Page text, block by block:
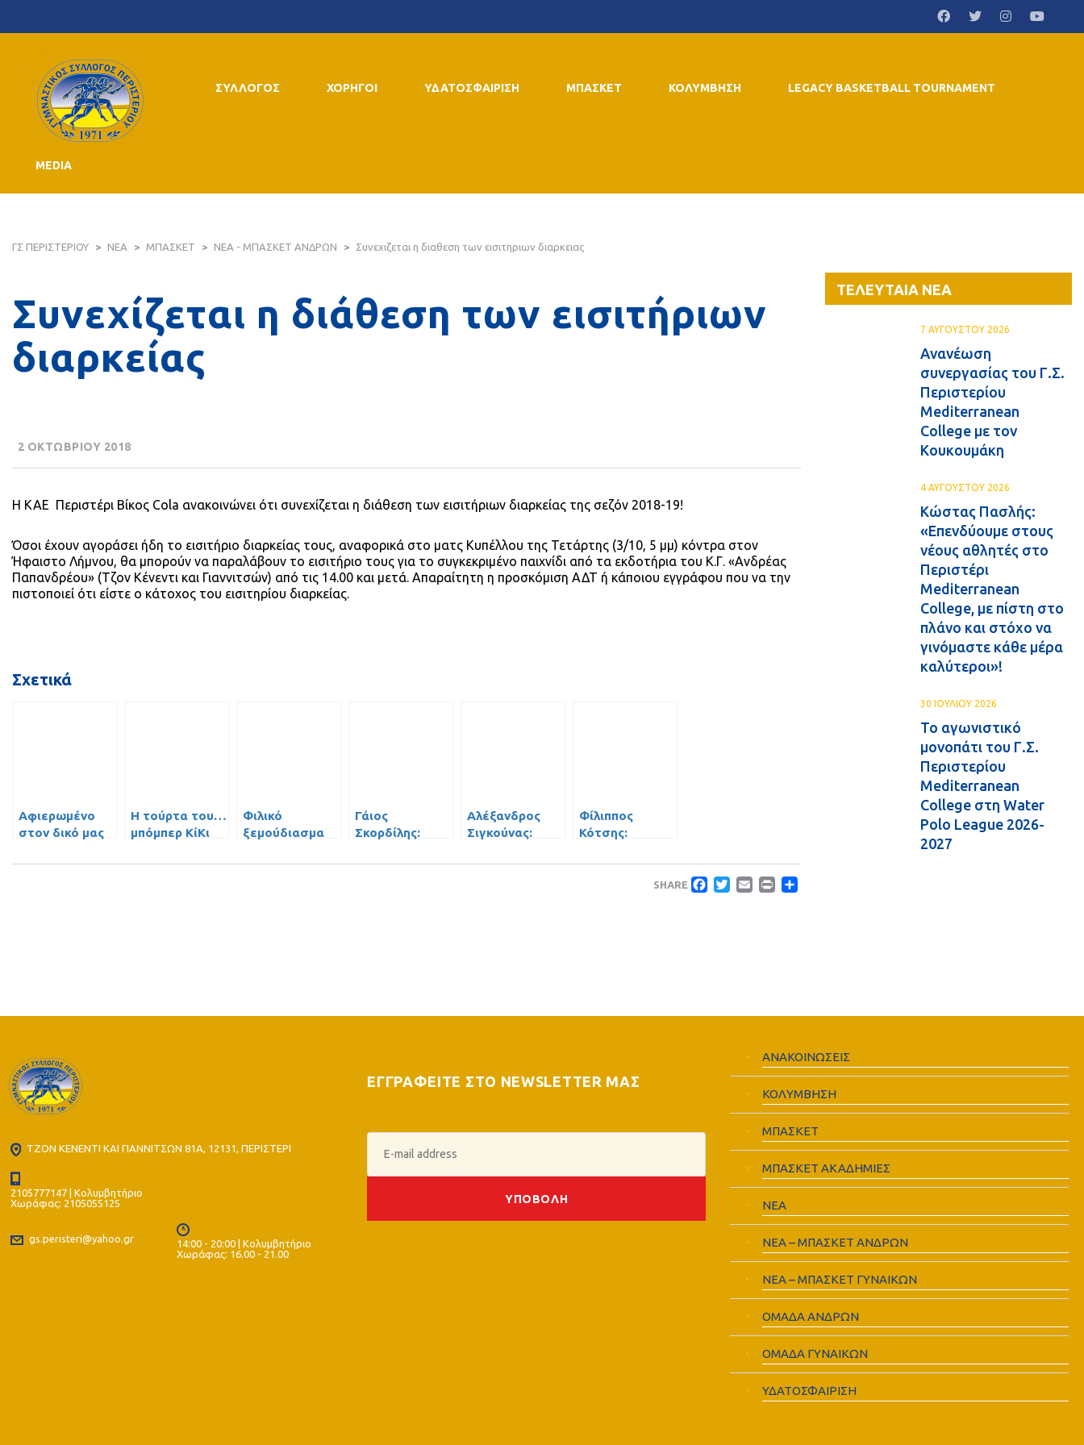
ΣΥΛΛΟΓΟΣ ΧΟΡΗΓΟΙ ΥΔΑΤΟΣΦΑΙΡΙΣΗ ΜΠΑΣΚΕΤ ΚΟΛΥΜΒΗΣΗ LEGACY BASKETBALL TOURNAMENT
MEDIA
ΓΣ ΠΕΡΙΣΤΕΡΙΟΥ > ΝΕΑ > ΜΠΑΣΚΕΤ > ΝΕΑ - ΜΠΑΣΚΕΤ ΑΝΔΡΩΝ > Συνεχιζεται η διαθεση των εισιτηριων διαρκειας
Συνεχίζεται η διάθεση των εισιτήριων
διαρκείας
2 ΟΚΤΩΒΡΙΟΥ 2018
Η ΚΑΕ Περιστέρι Βίκος Cola ανακοινώνει ότι συνεχίζεται η διάθεση των εισιτήριων διαρκείας της σεζόν 2018-19!
Όσοι έχουν αγοράσει ήδη το εισιτήριο διαρκείας τους, αναφορικά στο ματς Κυπέλλου της Τετάρτης (3/10, 5 μμ) κόντρα στον
Ήφαιστο Λήμνου, θα μπορούν να παραλάβουν το εισιτήριο τους για το συγκεκριμένο παιχνίδι από τα εκδοτήρια του Κ.Γ. «Ανδρέας
Παπανδρέου» (Τζον Κένεντι και Γιαννιτσών) από τις 14.00 και μετά. Απαραίτητη η προσκόμιση ΑΔΤ ή κάποιου εγγράφου που να την
πιστοποιεί ότι είστε ο κάτοχος του εισιτηρίου διαρκείας.
Σχετικά
Αφιερωμένο
στον δικό μας
Η τούρτα του…
μπόμπερ ΚίΚι
Φιλικό
ξεμούδιασμα
Γάιος
Σκορδίλης:
πάμε αήττητοι
Αλέξανδρος
Σιγκούνας:
στους εαυτούς
Φίλιππος
Κότσης:
είχαμε υπομονή
SHARE Facebook
Twitter
Email
Print
ΤΕΛΕΥΤΑΙΑ ΝΕΑ
7 ΑΥΓΟΥΣΤΟΥ 2026
Ανανέωση
συνεργασίας του Γ.Σ.
Περιστερίου
Mediterranean
College με τον
Κουκουμάκη
4 ΑΥΓΟΥΣΤΟΥ 2026
Κώστας Πασλής:
«Επενδύουμε στους
νέους αθλητές στο
Περιστέρι
Mediterranean
College, με πίστη στο
πλάνο και στόχο να
γινόμαστε κάθε μέρα
καλύτεροι»!
30 ΙΟΥΛΙΟΥ 2026
Το αγωνιστικό
μονοπάτι του Γ.Σ.
Περιστερίου
Mediterranean
College στη Water
Polo League 2026-
2027
ΤΖΟΝ ΚΕΝΕΝΤΙ ΚΑΙ ΓΙΑΝΝΙΤΣΩΝ 81Α, 12131, ΠΕΡΙΣΤΕΡΙ
2105777147 | Κολυμβητήριο
Χωράφας: 2105055125
gs.peristeri@yahoo.gr
14:00 - 20:00 | Κολυμβητήριο
Χωράφας: 16.00 - 21.00
ΕΓΓΡΑΦΕΙΤΕ ΣΤΟ NEWSLETTER ΜΑΣ
ΑΝΑΚΟΙΝΩΣΕΙΣ
ΚΟΛΥΜΒΗΣΗ
ΜΠΑΣΚΕΤ
ΜΠΑΣΚΕΤ ΑΚΑΔΗΜΙΕΣ
ΝΕΑ
ΝΕΑ – ΜΠΑΣΚΕΤ ΑΝΔΡΩΝ
ΝΕΑ – ΜΠΑΣΚΕΤ ΓΥΝΑΙΚΩΝ
ΟΜΑΔΑ ΑΝΔΡΩΝ
ΟΜΑΔΑ ΓΥΝΑΙΚΩΝ
ΥΔΑΤΟΣΦΑΙΡΙΣΗ